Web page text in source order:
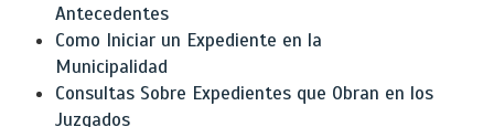
Antecedentes
Como Iniciar un Expediente en la
Municipalidad
Consultas Sobre Expedientes que Obran en los
Juzgados